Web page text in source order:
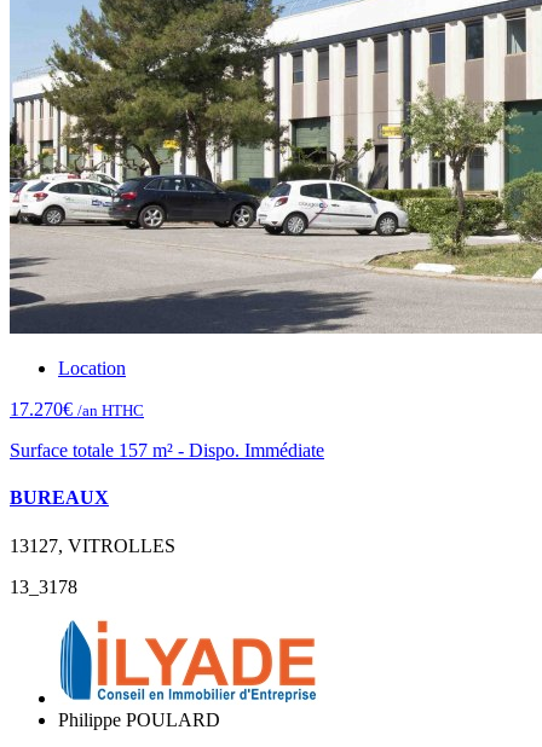
Location
17.270€ /an HTHC
Surface totale 157 m² - Dispo. Immédiate
BUREAUX
13127, VITROLLES
13_3178
Philippe POULARD